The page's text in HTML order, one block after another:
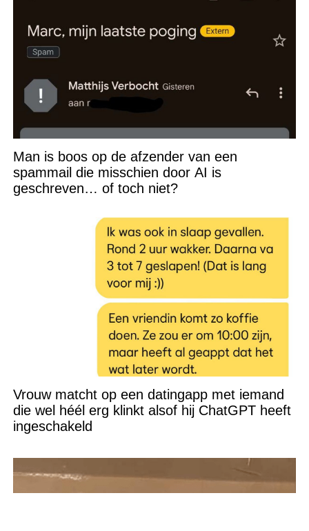
Man is boos op de afzender van een
spammail die misschien door AI is
geschreven… of toch niet?
Vrouw matcht op een datingapp met iemand
die wel héél erg klinkt alsof hij ChatGPT heeft
ingeschakeld